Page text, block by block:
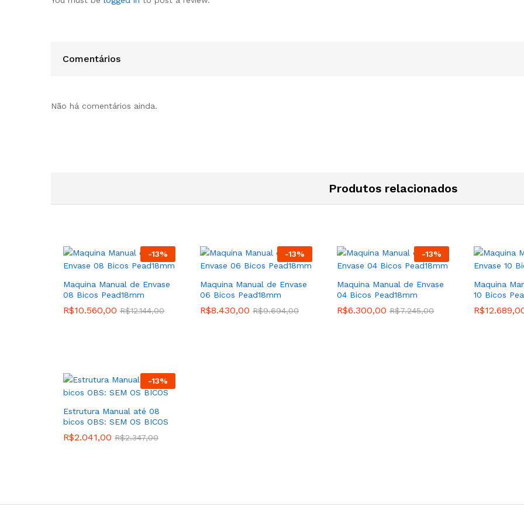
Comentários
Não há comentários ainda.
Produtos relacionados
-13%
Maquina Manual de Envase
08 Bicos Pead18mm
R$10.560,00 R$12.144,00
-13%
Maquina Manual de Envase
06 Bicos Pead18mm
R$8.430,00 R$9.694,00
-13%
Maquina Manual de Envase
04 Bicos Pead18mm
R$6.300,00 R$7.245,00
Maquina
10 Bicos
R$
-13%
Estrutura Manual até 08
bicos OBS: SEM OS BICOS
R$2.041,00 R$2.347,00